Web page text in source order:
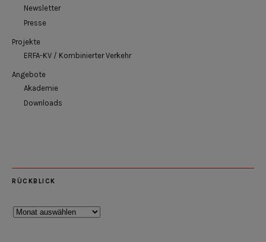
Newsletter
Presse
Projekte
ERFA-KV / Kombinierter Verkehr
Angebote
Akademie
Downloads
RÜCKBLICK
Rückblick